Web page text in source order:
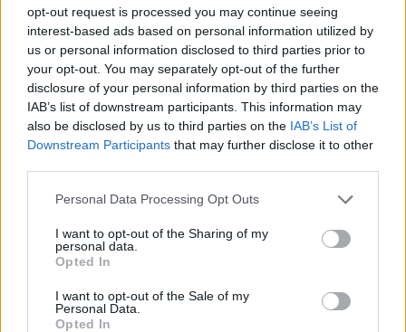
opt-out request is processed you may continue seeing
interest-based ads based on personal information utilized by
us or personal information disclosed to third parties prior to
your opt-out. You may separately opt-out of the further
disclosure of your personal information by third parties on the
IAB’s list of downstream participants. This information may
also be disclosed by us to third parties on the IAB’s List of
Downstream Participants that may further disclose it to other
Personal Data Processing Opt Outs
I want to opt-out of the Sharing of my
personal data.
Opted In
I want to opt-out of the Sale of my
Personal Data.
Opted In
UUTISET
Leskeneläke ei kuulu kaikille –
Kela muistuttaa tärkeästä
ikärajasta
2